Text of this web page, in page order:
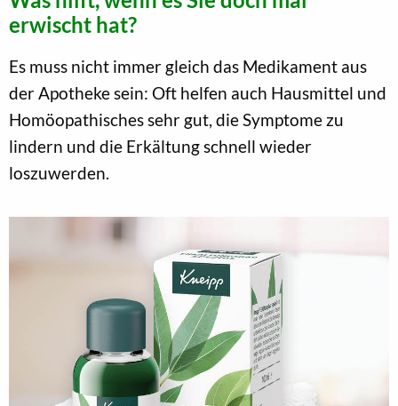
erwischt hat?
Es muss nicht immer gleich das Medikament aus
der Apotheke sein: Oft helfen auch Hausmittel und
Homöopathisches sehr gut, die Symptome zu
lindern und die Erkältung schnell wieder
loszuwerden.